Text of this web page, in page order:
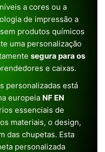
a cores ou a
de impressão a
produtos químicos
uma personalização
segura para os
e caixas.
personalizadas está
europeia NF EN
essenciais de
materiais, o design,
das chupetas. Esta
personalizada